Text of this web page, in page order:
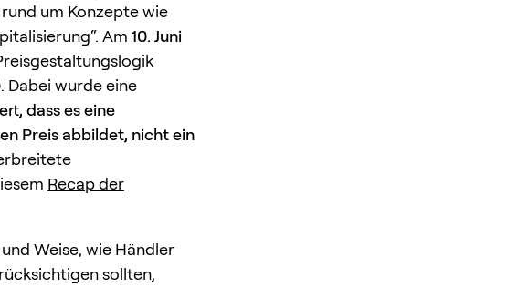
um Konzepte wie
Am 10. Juni
. Dabei wurde eine
dass es eine
Preis abbildet, nicht ein
Recap der
Weise, wie Händler
sollten,